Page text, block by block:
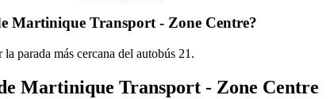
Martinique Transport - Zone Centre?
parada más cercana del autobús 21.
Martinique Transport - Zone Centre